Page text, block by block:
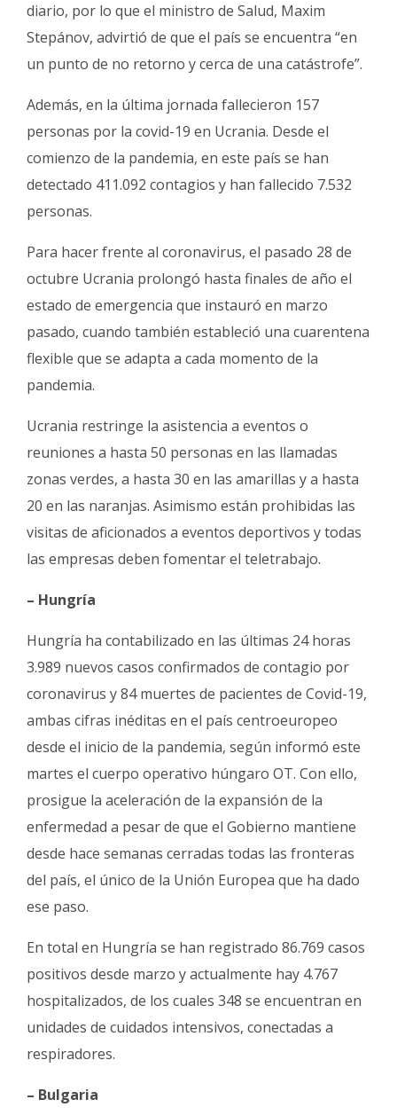
diario, por lo que el ministro de Salud, Maxim
Stepánov, advirtió de que el país se encuentra “en
un punto de no retorno y cerca de una catástrofe”.
Además, en la última jornada fallecieron 157
personas por la covid-19 en Ucrania. Desde el
comienzo de la pandemia, en este país se han
detectado 411.092 contagios y han fallecido 7.532
personas.
Para hacer frente al coronavirus, el pasado 28 de
octubre Ucrania prolongó hasta finales de año el
estado de emergencia que instauró en marzo
pasado, cuando también estableció una cuarentena
flexible que se adapta a cada momento de la
pandemia.
Ucrania restringe la asistencia a eventos o
reuniones a hasta 50 personas en las llamadas
zonas verdes, a hasta 30 en las amarillas y a hasta
20 en las naranjas. Asimismo están prohibidas las
visitas de aficionados a eventos deportivos y todas
las empresas deben fomentar el teletrabajo.
– Hungría
Hungría ha contabilizado en las últimas 24 horas
3.989 nuevos casos confirmados de contagio por
coronavirus y 84 muertes de pacientes de Covid-19,
ambas cifras inéditas en el país centroeuropeo
desde el inicio de la pandemia, según informó este
martes el cuerpo operativo húngaro OT. Con ello,
prosigue la aceleración de la expansión de la
enfermedad a pesar de que el Gobierno mantiene
desde hace semanas cerradas todas las fronteras
del país, el único de la Unión Europea que ha dado
ese paso.
En total en Hungría se han registrado 86.769 casos
positivos desde marzo y actualmente hay 4.767
hospitalizados, de los cuales 348 se encuentran en
unidades de cuidados intensivos, conectadas a
respiradores.
– Bulgaria